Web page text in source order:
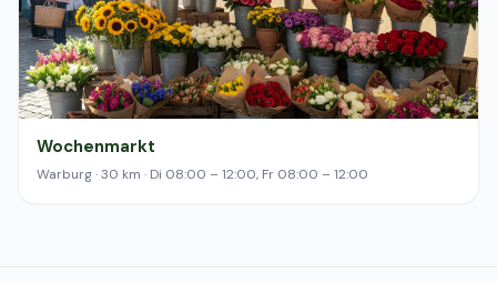
Wochenmarkt
Warburg · 30 km · Di 08:00 – 12:00, Fr 08:00 – 12:00